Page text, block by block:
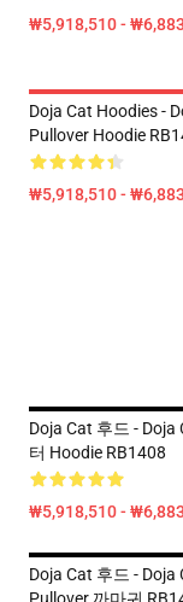
₩5,918,510 -
Doja Cat Hoodies -
Pullover Hoodie
₩5,918,510 -
Doja Cat 후드 - Doja
터 Hoodie RB1408
₩5,918,510 -
Doja Cat 후드 - Doja